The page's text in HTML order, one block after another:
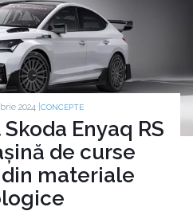
2024 | CONCEPTE
Enyaq RS
de curse
materiale